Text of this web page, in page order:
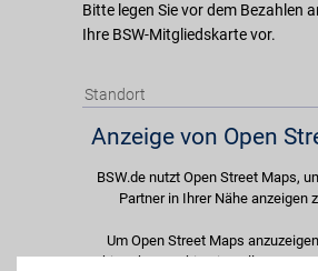
Bitte legen Sie vor dem Bezahlen
Ihre BSW-Mitgliedskarte vor.
Standort
Anzeige von Open
BSW.de nutzt Open Street Maps,
Partner in Ihrer Nähe anzeigen
Um Open Street Maps
bitte Ihre Cookie-Einstellungen an